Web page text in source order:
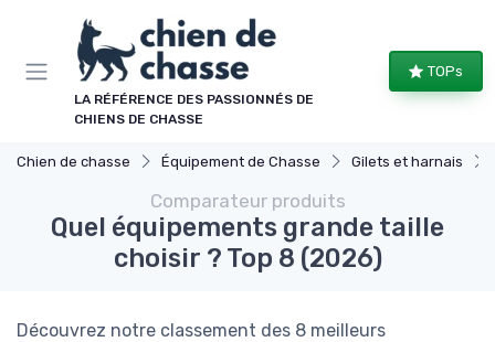
LA RÉFÉRENCE DES PASSIONNÉS DE
CHIENS DE CHASSE
TOPs
Chien de chasse Équipement de Chasse Gilets et harnais
Comparateur produits
Quel équipements grande taille
choisir ? Top 8 (2026)
Découvrez notre classement des 8 meilleurs
Panneau de gestion des cookies